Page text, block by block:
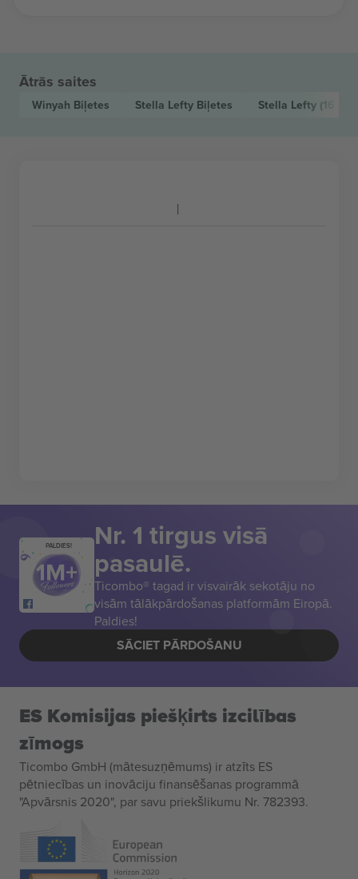
Ātrās saites
Winyah Biļetes Stella Lefty Biļetes Stella Lefty (16
PALDIES! Nr. 1 tirgus visā
pasaulē.
Ticombo® tagad ir visvairāk sekotāju no
visām tālākpārdošanas platformām Eiropā.
Paldies!
SĀCIET PĀRDOŠANU
ES Komisijas piešķirts izcilības
zīmogs
Ticombo GmbH (mātesuzņēmums) ir atzīts ES
pētniecības un inovāciju finansēšanas programmā
"Apvārsnis 2020", par savu priekšlikumu Nr. 782393.